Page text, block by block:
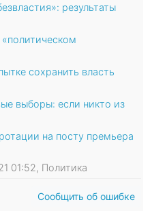
результаты
сохранить власть
выборы: если никто из
на посту премьера
01:52, Политика
Сообщить об ошибке